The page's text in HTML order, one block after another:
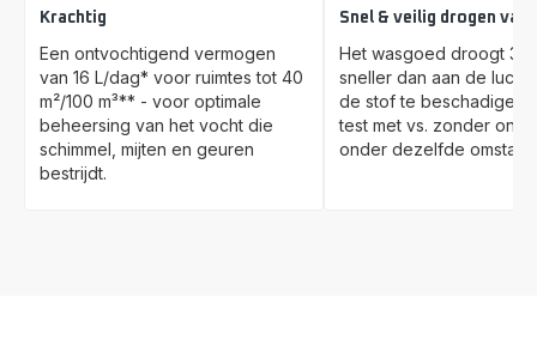
Krachtig
Een ontvochtigend vermogen
van 16 L/dag* voor ruimtes tot 40
m²/100 m³** - voor optimale
beheersing van het vocht die
schimmel, mijten en geuren
bestrijdt.
Snel & veilig drogen van
Het wasgoed droogt
sneller dan aan de lucht
de stof te beschadigen.
test met vs. zonder
onder dezelfde